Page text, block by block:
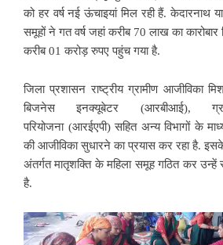
को हर वर्ष नई ऊंचाइयां मिल रही हैं. केदारनाथ
समूहों ने गत वर्ष जहां करीब 70 लाख का कारोबार
करीब 01 करोड़ रुपए पहुंच गया है.
जिला प्रशासन राष्ट्रीय ग्रामीण आजीविका
बिजनेस इनक्यूबेटर (आरबीआई),
परियोजना (आरईएपी) सहित अन्य विभागों के
की आजीविका सुधारने का प्रयास कर रहा है.
अंतर्गत मातृशक्ति के महिला समूह गठित कर उन्हें
है.